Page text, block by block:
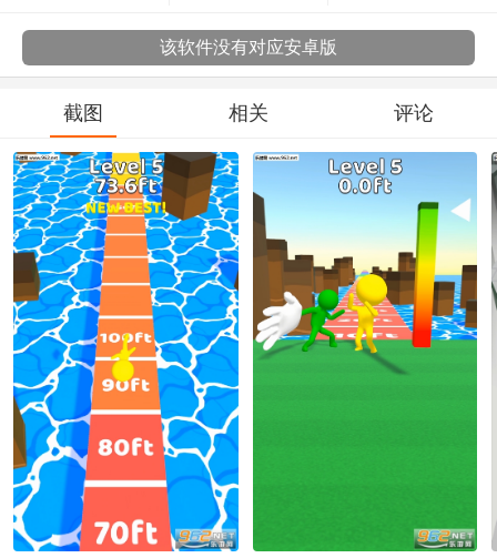
该软件没有对应安卓版
截图 相关 评论